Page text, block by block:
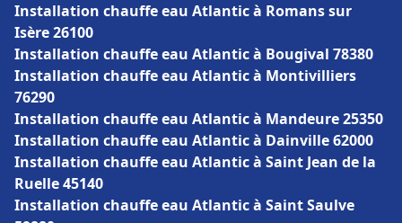
Installation chauffe eau Atlantic à Romans sur
Isère 26100
Installation chauffe eau Atlantic à Bougival 78380
Installation chauffe eau Atlantic à Montivilliers
76290
Installation chauffe eau Atlantic à Mandeure 25350
Installation chauffe eau Atlantic à Dainville 62000
Installation chauffe eau Atlantic à Saint Jean de la
Ruelle 45140
Installation chauffe eau Atlantic à Saint Saulve